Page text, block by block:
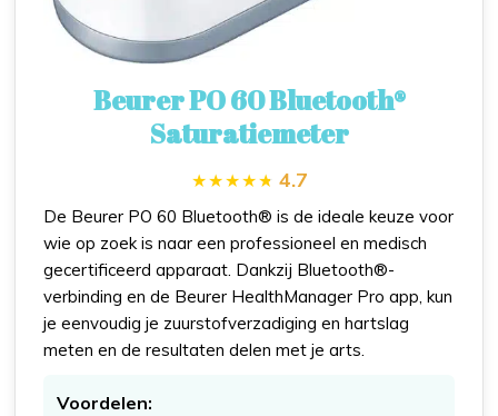
Beurer PO 60 Bluetooth®
Saturatiemeter
4.7
De Beurer PO 60 Bluetooth® is de ideale keuze voor
wie op zoek is naar een professioneel en medisch
gecertificeerd apparaat. Dankzij Bluetooth®-
verbinding en de Beurer HealthManager Pro app, kun
je eenvoudig je zuurstofverzadiging en hartslag
meten en de resultaten delen met je arts.
Voordelen: